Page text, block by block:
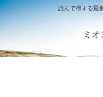
読んで得する最
ミ